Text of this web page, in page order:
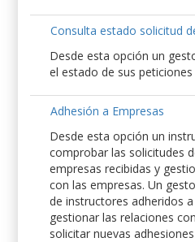
Consulta estado solicitud
Desde esta opción un
el estado de sus peticiones
Adhesión a Empresas
Desde esta opción un
comprobar las solicitudes
empresas recibidas y
con las empresas. Un
de instructores adheridos
gestionar las relaciones
solicitar nuevas